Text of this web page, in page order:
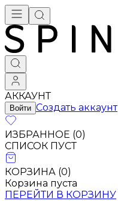
АККАУНТ
Войти Создать аккаунт
ИЗБРАННОЕ (0)
СПИСОК ПУСТ
КОРЗИНА (0)
Корзина пуста
ПЕРЕЙТИ В КОРЗИНУ